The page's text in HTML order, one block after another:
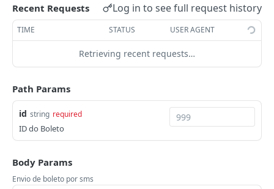
Ailos
Arbi
Banco de Brasília
Banco do Nordeste
Banco Industrial do Brasil
Banese
COBRANÇAS
Listar Boletos GET
Visualizar o Boleto
Cancelar o Boleto
Recent Requests Log in to see full request history
TIME STATUS USER AGENT
Retrieving recent requests…
Path Params
id string required
ID do Boleto
Body Params
Envio de boleto por sms